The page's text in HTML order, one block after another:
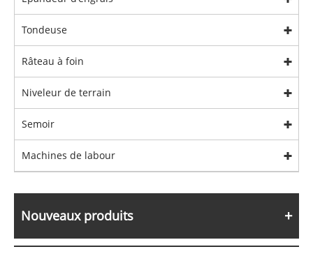
Tondeuse
Râteau à foin
Niveleur de terrain
Semoir
Machines de labour
Nouveaux produits